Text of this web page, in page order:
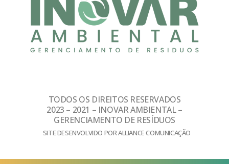
TODOS OS DIREITOS RESERVADOS
2023 – 2021 – INOVAR AMBIENTAL –
GERENCIAMENTO DE RESÍDUOS
SITE DESENVOLVIDO POR ALLIANCE COMUNICAÇÃO